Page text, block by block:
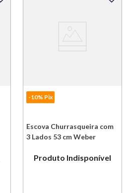
-10% Pix
Escova Churrasqueira com
3 Lados 53 cm Weber
Produto Indisponível